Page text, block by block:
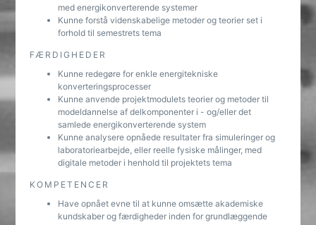
med energikonverterende systemer
Kunne forstå videnskabelige metoder og teorier set i
forhold til semestrets tema
FÆRDIGHEDER
Kunne redegøre for enkle energitekniske
konverteringsprocesser
Kunne anvende projektmodulets teorier og metoder til
modeldannelse af delkomponenter i - og/eller det
samlede energikonverterende system
Kunne analysere opnåede resultater fra simuleringer og
laboratoriearbejde, eller reelle fysiske målinger, med
digitale metoder i henhold til projektets tema
KOMPETENCER
Have opnået evne til at kunne omsætte akademiske
kundskaber og færdigheder inden for grundlæggende